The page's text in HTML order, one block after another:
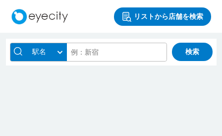
リストから店舗を検索
駅名 検索